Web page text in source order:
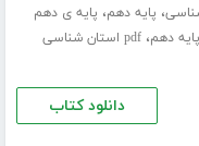
، پایه دهم، پایه ی دهم
دهم،
pdf استان شناسی
دانلود کتاب